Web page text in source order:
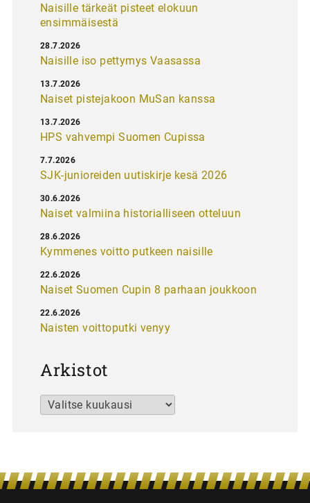
Naisille tärkeät pisteet elokuun
ensimmäisestä
Naisille iso pettymys Vaasassa
28.7.2026
Naiset pistejakoon MuSan kanssa
13.7.2026
HPS vahvempi Suomen Cupissa
13.7.2026
SJK-junioreiden uutiskirje kesä 2026
7.7.2026
Naiset valmiina historialliseen otteluun
30.6.2026
Kymmenes voitto putkeen naisille
28.6.2026
Naiset Suomen Cupin 8 parhaan joukkoon
22.6.2026
Naisten voittoputki venyy
22.6.2026
Arkistot
Arkistot